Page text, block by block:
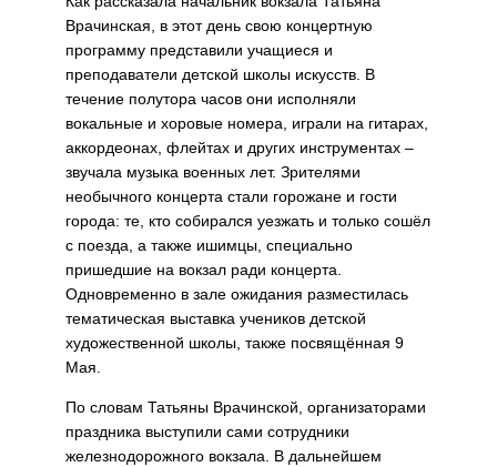
Врачинская, в этот день свою концертную
программу представили учащиеся и
преподаватели детской школы искусств. В
течение полутора часов они исполняли
вокальные и хоровые номера, играли на гитарах,
аккордеонах, флейтах и других инструментах –
звучала музыка военных лет. Зрителями
необычного концерта стали горожане и гости
города: те, кто собирался уезжать и только сошёл
с поезда, а также ишимцы, специально
пришедшие на вокзал ради концерта.
Одновременно в зале ожидания разместилась
тематическая выставка учеников детской
художественной школы, также посвящённая 9
Мая.
По словам Татьяны Врачинской, организаторами
праздника выступили сами сотрудники
железнодорожного вокзала. В дальнейшем